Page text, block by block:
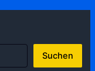
Suchen